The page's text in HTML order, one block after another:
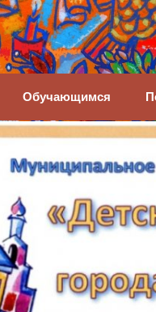
Обучающимся